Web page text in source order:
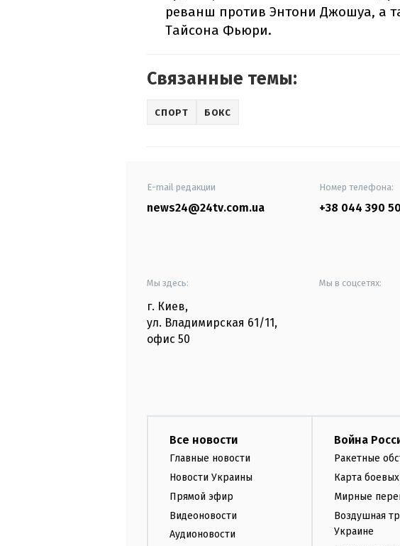
реванш против Энтони Джошуа, а
Тайсона Фьюри.
Связанные темы:
СПОРТ БОКС
E-mail редакции
news24@24tv.com.ua
Номер телефона:
+38 044 390
Мы здесь:
г. Киев,
ул. Владимирская 61/11,
офис 50
Мы в соцсетях:
Все новости
Главные новости
Новости Украины
Прямой эфир
Видеоновости
Аудионовости
Война
Ракетные
Карта
Мирные
Воздушная
Украине